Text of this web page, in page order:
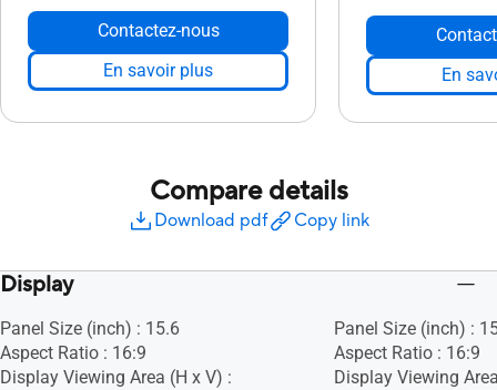
Contactez-nous
En savoir plus
En
Compare details
Download pdf Copy link
Display
Panel Size (inch) : 15.6
Aspect Ratio : 16:9
Display Viewing Area (H x V) :
Panel Size (inch) :
Aspect Ratio : 16:9
Display Viewing